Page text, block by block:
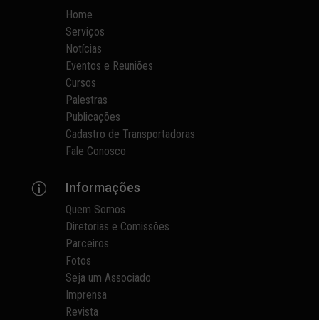
Home
Serviços
Notícias
Eventos e Reuniões
Cursos
Palestras
Publicações
Cadastro de Transportadoras
Fale Conosco
p Informações
Quem Somos
Diretorias e Comissões
Parceiros
Fotos
Seja um Associado
Imprensa
Revista